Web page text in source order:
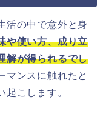
活の中で意外と身
や使い方、成り立
解が得られるでし
マンスに触れたと
起こします。